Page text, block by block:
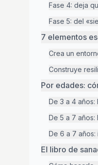
Fase 4: deja
Fase 5: del
7 elementos
Crea un
Construye
Por edades:
De 3 a 4 años:
De 5 a 7 años:
De 6 a 7
El libro de